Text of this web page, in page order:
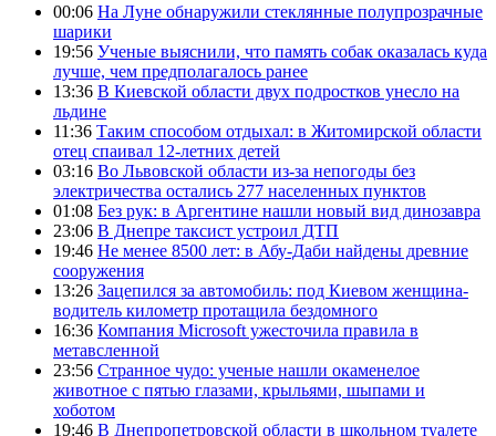
00:06 На Луне обнаружили стеклянные полупрозрачные
шарики
19:56 Ученые выяснили, что память собак оказалась куда
лучше, чем предполагалось ранее
13:36 В Киевской области двух подростков унесло на
льдине
11:36 Таким способом отдыхал: в Житомирской области
отец спаивал 12-летних детей
03:16 Во Львовской области из-за непогоды без
электричества остались 277 населенных пунктов
01:08 Без рук: в Аргентине нашли новый вид динозавра
23:06 В Днепре таксист устроил ДТП
19:46 Не менее 8500 лет: в Абу-Даби найдены древние
сооружения
13:26 Зацепился за автомобиль: под Киевом женщина-
водитель километр протащила бездомного
16:36 Компания Microsoft ужесточила правила в
метавсленной
23:56 Странное чудо: ученые нашли окаменелое
животное с пятью глазами, крыльями, шыпами и
хоботом
19:46 В Днепропетровской области в школьном туалете